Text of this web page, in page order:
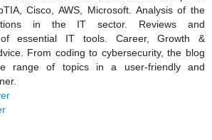
Cisco, AWS, Microsoft. Analysis of the
in the IT sector. Reviews and
of essential IT tools. ​​Career, Growth &
From coding to cybersecurity, the blog
range of topics in a user-friendly and